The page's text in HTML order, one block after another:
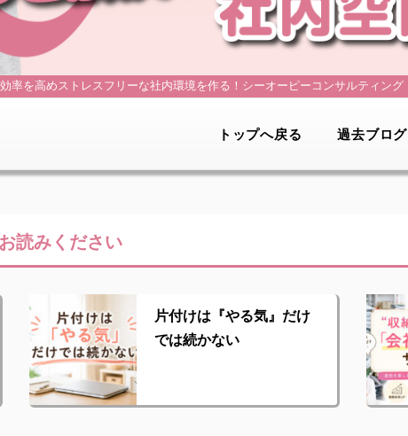
率を高めストレスフリーな社内環境を作る！ シーオーピーコンサルティング
トップへ戻る 過去ブログ
読みください
片付けは『やる気』だけ
では続かない